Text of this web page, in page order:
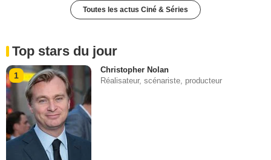
Toutes les actus Ciné & Séries
Top stars du jour
1
Christopher Nolan
Réalisateur, scénariste, producteur